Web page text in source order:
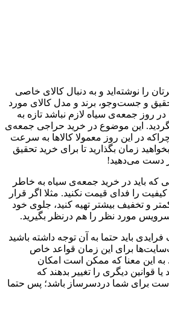
را نوشته‌اید و به دنبال کالای خاصی
تحقیق و جست‌وجو، برند و مدل کالای مورد
در روز جمعه‌ی سیاه لازم نباشد تازه به
این موضوع در خرید حراجی جمعه‌ی
در این روز معمولا کالاها به سرعت
زمان بگذارید تا برای خرید تحقیق
دست می‌دهید!
که باید در خرید جمعه‌ی سیاه به خاطر
را فدای قیمت نکنید. مثلا اگر قرار
و تخفیف بیشتر تهیه کنید، جلوی خود
سرویس مورد نظر را هم درنظر بگیرید.
باید حتما به آن توجه داشته باشید
برای این زمان قواعد خاص
این معنا که ممکن است امکان
قوانین دیگری را تغییر بدهند که
برای شما دردسرساز باشد؛ پس حتما